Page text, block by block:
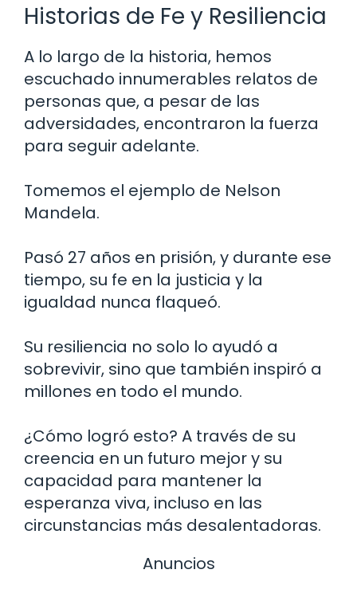
Historias de Fe y Resiliencia
A lo largo de la historia, hemos
escuchado innumerables relatos de
personas que, a pesar de las
adversidades, encontraron la fuerza
para seguir adelante.
Tomemos el ejemplo de Nelson
Mandela.
Pasó 27 años en prisión, y durante ese
tiempo, su fe en la justicia y la
igualdad nunca flaqueó.
Su resiliencia no solo lo ayudó a
sobrevivir, sino que también inspiró a
millones en todo el mundo.
¿Cómo logró esto? A través de su
creencia en un futuro mejor y su
capacidad para mantener la
esperanza viva, incluso en las
circunstancias más desalentadoras.
Anuncios